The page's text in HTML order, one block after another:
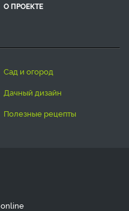
О ПРОЕКТЕ
сад и огород
дачный дизайн
полезные рецепты
online